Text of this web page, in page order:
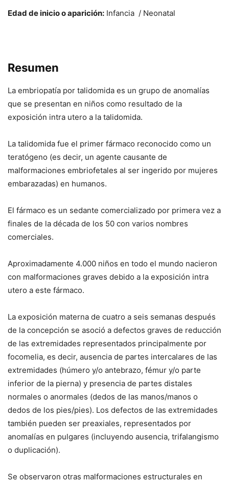
Edad de inicio o aparición: Infancia / Neonatal
Resumen
La embriopatía por talidomida es un grupo de anomalías
que se presentan en niños como resultado de la
exposición intra utero a la talidomida.
La talidomida fue el primer fármaco reconocido como un
teratógeno (es decir, un agente causante de
malformaciones embriofetales al ser ingerido por mujeres
embarazadas) en humanos.
El fármaco es un sedante comercializado por primera vez a
finales de la década de los 50 con varios nombres
comerciales.
Aproximadamente 4.000 niños en todo el mundo nacieron
con malformaciones graves debido a la exposición intra
utero a este fármaco.
La exposición materna de cuatro a seis semanas después
de la concepción se asoció a defectos graves de reducción
de las extremidades representados principalmente por
focomelia, es decir, ausencia de partes intercalares de las
extremidades (húmero y/o antebrazo, fémur y/o parte
inferior de la pierna) y presencia de partes distales
normales o anormales (dedos de las manos/manos o
dedos de los pies/pies). Los defectos de las extremidades
también pueden ser preaxiales, representados por
anomalías en pulgares (incluyendo ausencia, trifalangismo
o duplicación).
Se observaron otras malformaciones estructurales en